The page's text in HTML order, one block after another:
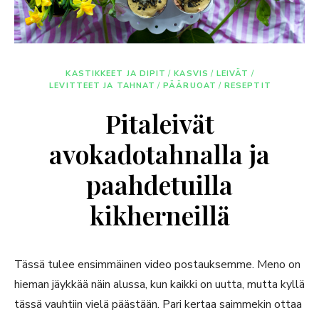
KASTIKKEET JA DIPIT / KASVIS / LEIVÄT /
LEVITTEET JA TAHNAT / PÄÄRUOAT / RESEPTIT
Pitaleivät
avokadotahnalla ja
paahdetuilla
kikherneillä
Tässä tulee ensimmäinen video postauksemme. Meno on
hieman jäykkää näin alussa, kun kaikki on uutta, mutta kyllä
tässä vauhtiin vielä päästään. Pari kertaa saimmekin ottaa